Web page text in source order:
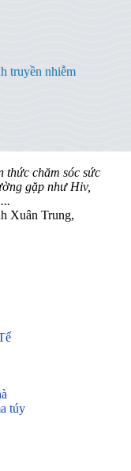
truyền nhiễm
thức chăm sóc sức
gặp như Hiv,
Xuân Trung,
túy